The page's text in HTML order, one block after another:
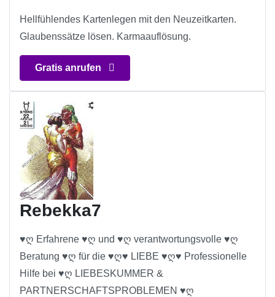
Hellfühlendes Kartenlegen mit den Neuzeitkarten.
Glaubenssätze lösen. Karmaauflösung.
Gratis anrufen
Rebekka7
♥ღ Erfahrene ♥ღ und ♥ღ verantwortungsvolle ♥ღ
Beratung ♥ღ für die ♥ღ♥ LIEBE ♥ღ♥ Professionelle
Hilfe bei ♥ღ LIEBESKUMMER &
PARTNERSCHAFTSPROBLEMEN ♥ღ